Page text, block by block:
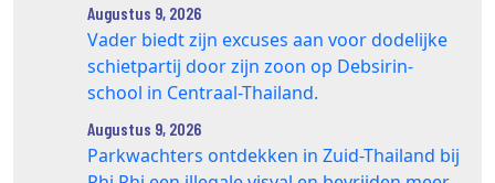
Augustus 9, 2026
Vader biedt zijn excuses aan voor dodelijke
schietpartij door zijn zoon op Debsirin-
school in Centraal-Thailand.
Augustus 9, 2026
Parkwachters ontdekken in Zuid-Thailand bij